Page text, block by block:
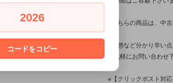
※こちらの商品は、中
※状態など分かり辛い
お気軽にお問い合わせ
※【クリックポスト対
2026
コードをコピー